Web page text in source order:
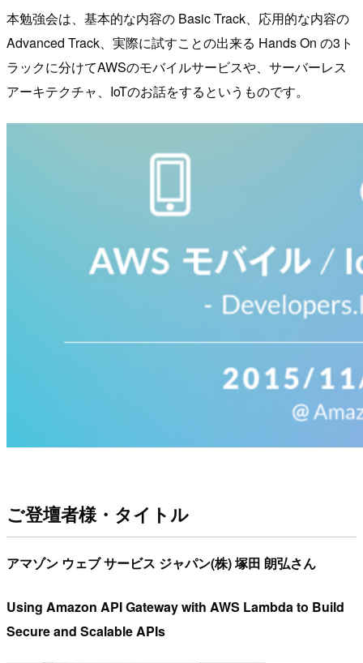
本勉強会は、基本的な内容の Basic Track、応用的な内容の
Advanced Track、実際に試すことの出来る Hands On の3ト
ラックに分けてAWSのモバイルサービスや、サーバーレス
アーキテクチャ、IoTのお話をするというものです。
ご登壇者様・タイトル
アマゾン ウェブ サービス ジャパン(株) 塚田 朗弘さん
Using Amazon API Gateway with AWS Lambda to Build
Secure and Scalable APIs